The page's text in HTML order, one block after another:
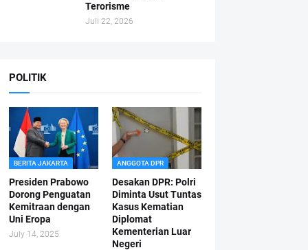
Terorisme
Juli 22, 2026
POLITIK
BERITA JAKARTA
Presiden Prabowo
Dorong Penguatan
Kemitraan dengan
Uni Eropa
July 14, 2025
ANGGOTA DPR
Desakan DPR: Polri
Diminta Usut Tuntas
Kasus Kematian
Diplomat
Kementerian Luar
Negeri